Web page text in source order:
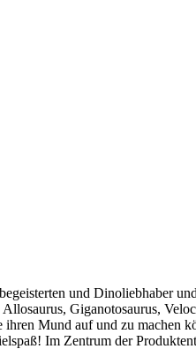
und Dinoliebhaber
Giganotosaurus,
Mund auf und zu machen
Im Zentrum der